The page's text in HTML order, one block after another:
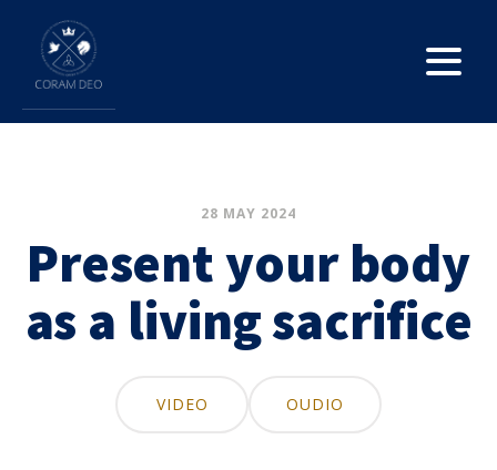
28 MAY 2024
Present your body
as a living sacrifice
VIDEO OUDIO